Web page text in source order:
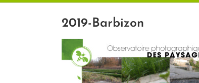
2019-Barbizon